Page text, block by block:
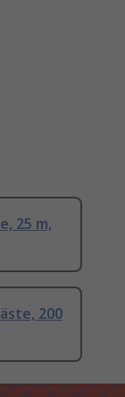
25 m,
200